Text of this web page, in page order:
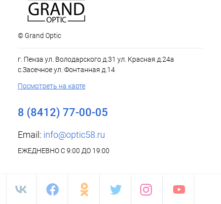
© Grand Optic
г. Пенза ул. Володарского д.31 ул. Красная д.24а
с.Засечное ул. Фонтанная д.14
Посмотреть на карте
8 (8412) 77-00-05
Email: info@optic58.ru
ЕЖЕДНЕВНО С 9:00 ДО 19:00